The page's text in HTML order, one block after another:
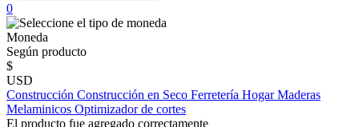
0
Moneda
Según producto
$
USD
Construcción Construcción en Seco Ferretería HogarMaderas
Melaminicos Optimizador de cortes
El producto fue agregado correctamente